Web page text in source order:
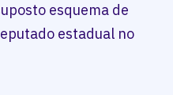
esquema de
estadual no